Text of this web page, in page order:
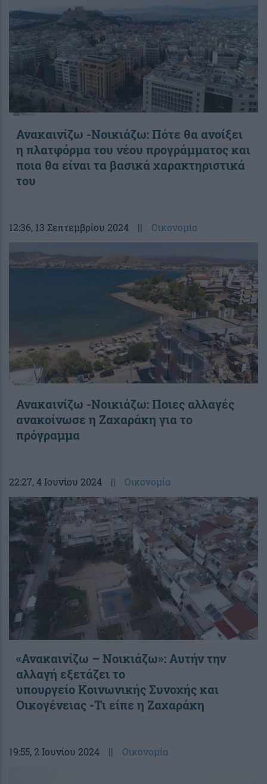
Ανακαινίζω -Νοικιάζω: Πότε θα ανοίξει
η πλατφόρμα του νέου προγράμματος και
ποια θα είναι τα βασικά χαρακτηριστικά
του
12:36, 13 Σεπτεμβρίου 2024 || Οικονομία
Ανακαινίζω -Νοικιάζω: Ποιες αλλαγές
ανακοίνωσε η Ζαχαράκη για το
πρόγραμμα
22:27, 4 Ιουνίου 2024 || Οικονομία
«Ανακαινίζω – Νοικιάζω»: Αυτήν την
αλλαγή εξετάζει το
υπουργείο Κοινωνικής Συνοχής και
Οικογένειας -Τι είπε η Ζαχαράκη
19:55, 2 Ιουνίου 2024 || Οικονομία